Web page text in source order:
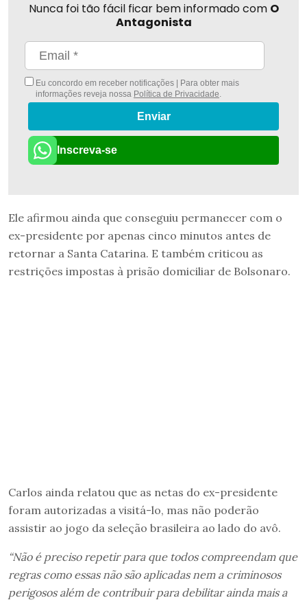
Nunca foi tão fácil ficar bem informado com O
Antagonista
Eu concordo em receber notificações | Para obter mais
informações reveja nossa Política de Privacidade.
Enviar
Inscreva-se
Ele afirmou ainda que conseguiu permanecer com o
ex-presidente por apenas cinco minutos antes de
retornar a Santa Catarina. E também criticou as
restrições impostas à prisão domiciliar de Bolsonaro.
Carlos ainda relatou que as netas do ex-presidente
foram autorizadas a visitá-lo, mas não poderão
assistir ao jogo da seleção brasileira ao lado do avô.
“Não é preciso repetir para que todos compreendam que
regras como essas não são aplicadas nem a criminosos
perigosos além de contribuir para debilitar ainda mais a